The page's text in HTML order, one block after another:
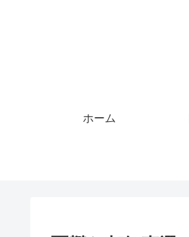
ホーム